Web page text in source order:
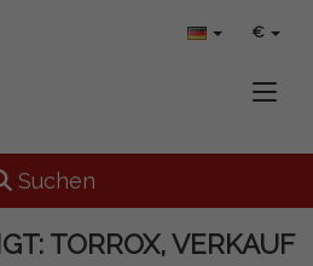
€
navigation
Suchen
TORROX, VERKAUF